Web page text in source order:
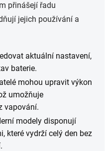
přinášejí řadu
jejich používání a
aktuální nastavení,
baterie.
mohou upravit výkon
umožňuje
vapování.
modely disponují
které vydrží celý den bez